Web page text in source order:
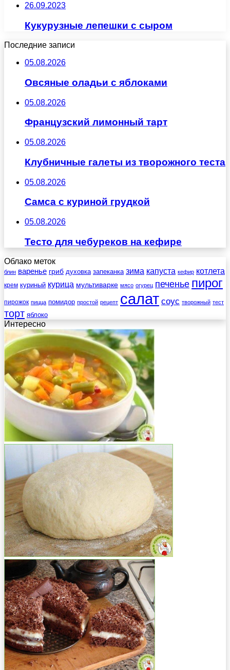
26.09.2023
Кукурузные лепешки с сыром
Последние записи
05.08.2026
Овсяные оладьи с яблоками
05.08.2026
Французский лимонный тарт
05.08.2026
Клубничные галеты из творожного теста
05.08.2026
Самса с куриной грудкой
05.08.2026
Тесто для чебуреков на кефире
Облако меток
блин варенье гриб духовка запеканка зима капуста кефир котлета
крем куриный курица мультиварке мясо огурец печенье пирог
пирожок пицца помидор простой рецепт салат соус творожный тест
торт яблоко
Интересно